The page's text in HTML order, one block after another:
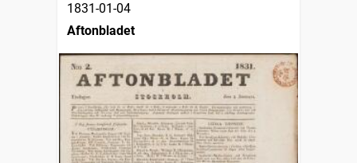
1831-01-04
Aftonbladet